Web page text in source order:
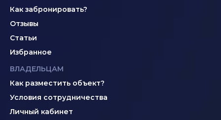
Как забронировать?
Отзывы
Статьи
Избранное
ВЛАДЕЛЬЦАМ
Как разместить объект?
Условия сотрудничества
Личный кабинет